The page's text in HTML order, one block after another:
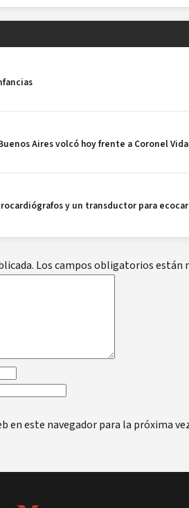
Aires volcó hoy frente a Coronel
y un transductor para
Los campos obligatorios están
en este navegador para la próxima